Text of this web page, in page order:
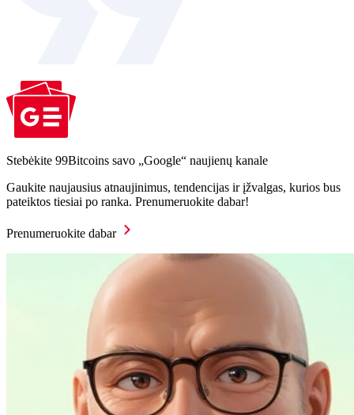
Stebėkite 99Bitcoins savo „Google“ naujienų kanale
Gaukite naujausius atnaujinimus, tendencijas ir įžvalgas, kurios bus
pateiktos tiesiai po ranka. Prenumeruokite dabar!
Prenumeruokite dabar